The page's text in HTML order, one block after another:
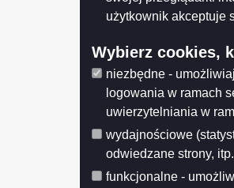
użytkownik akceptuje
Wybierz cookies,
niezbędne -
logowania w ramach
uwierzytelniania w
wydajnościowe
odwiedzane strony,
funkcjonalne -
listopada 2021 roku w sprawie
listopada 2021 roku w sprawie
prowadzenia zadania
zakresu nauczania religii
Staroobrzędowego dla
których organem
Jeleniewo
Porozumienie nr 23/2021 z
listopada 2021 r. w sprawie
Porozumienie